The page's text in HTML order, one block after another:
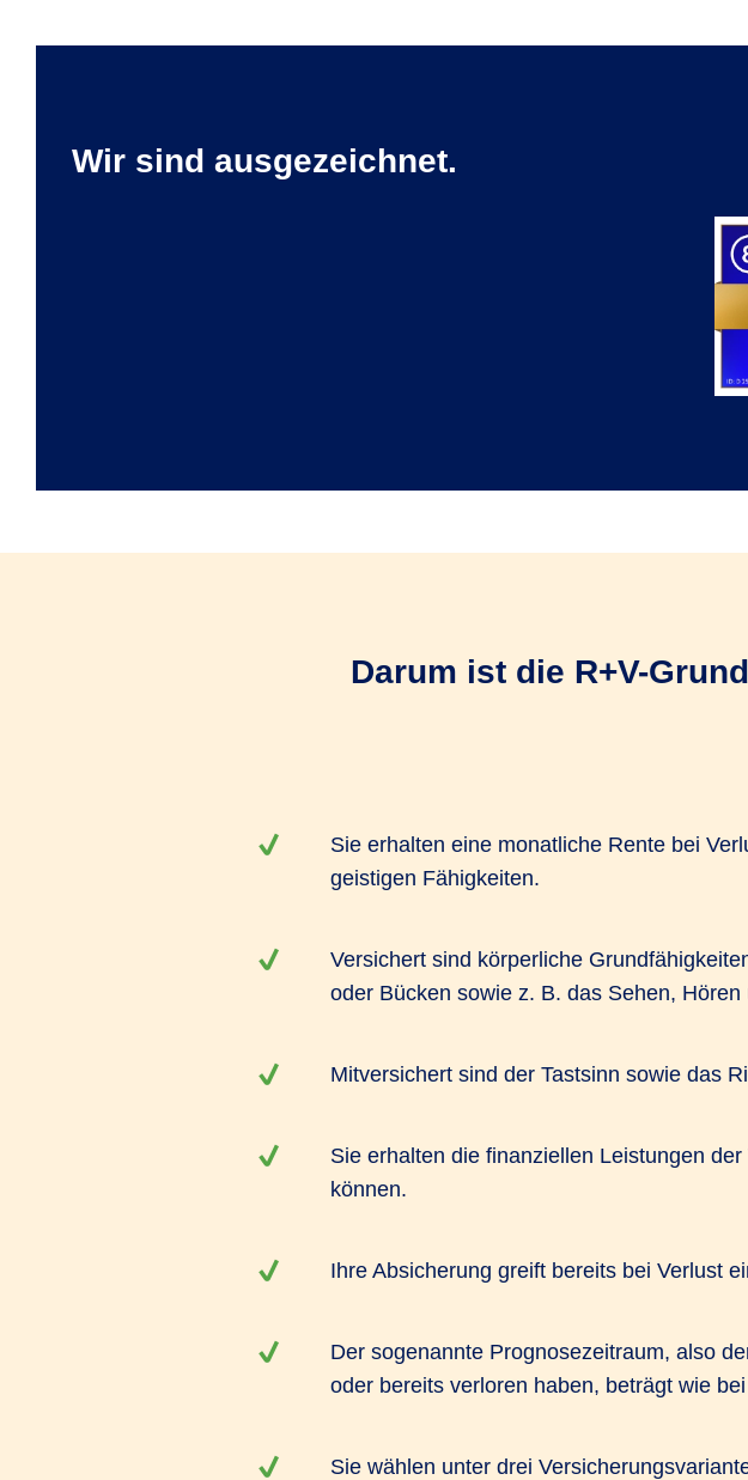
Wir sind ausgezeichnet.
Darum ist die R+V-
Sie erhalten eine monatliche Rente bei
geistigen Fähigkeiten.
Versichert sind körperliche
oder Bücken sowie z. B. das Sehen, Hören
Mitversichert sind der Tastsinn sowie das
Sie erhalten die finanziellen Leistungen
können.
Ihre Absicherung greift bereits bei Verlust
Der sogenannte Prognosezeitraum, also
oder bereits verloren haben, beträgt wie
Sie wählen unter drei